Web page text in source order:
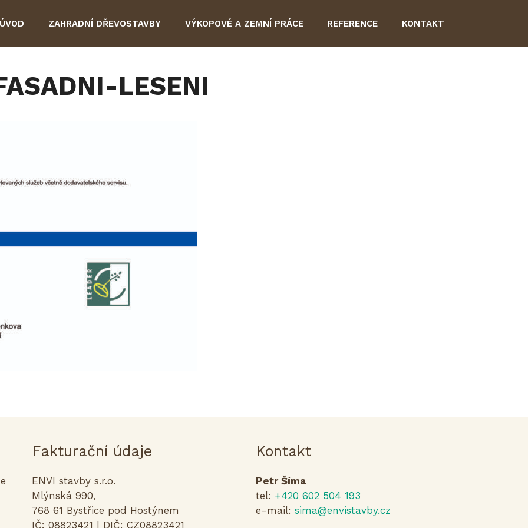
ÚVOD ZAHRADNÍ DŘEVOSTAVBY VÝKOPOVÉ A ZEMNÍ PRÁCE REFERENCE KONTAKT
LESENI
Fakturační údaje
ENVI stavby s.r.o.
Mlýnská 990,
768 61 Bystřice pod Hostýnem
IČ: 08823421 | DIČ: CZ08823421
Kontakt
Petr Šíma
tel: +420 602 504 193
e-mail: sima@envistavby.cz